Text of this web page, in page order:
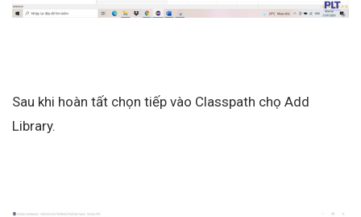
Sau khi hoàn tất chọn tiếp vào Classpath chọ Add
Library.